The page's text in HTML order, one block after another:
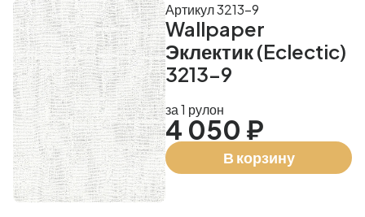
Wallpaper
Эклектик (Eclectic)
3213-9
Артикул 3213-9
за 1 рулон
4 050 ₽
В корзину